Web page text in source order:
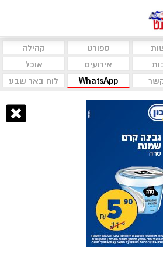
ספורט
קהילה
אירועים
אוכל
WhatsApp לוח באר שבע